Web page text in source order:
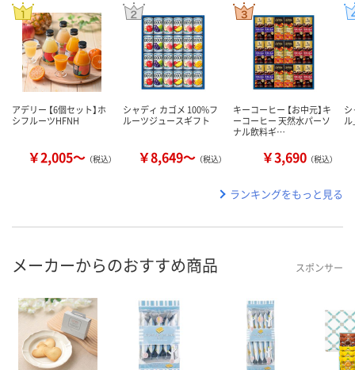
アデリー 【6個セット】ホ
シフルーツHFNH
￥2,005～ （税込）
シャディ カゴメ 100%フ
ルーツジュースギフト
￥8,649～ （税込）
キーコーヒー 【お中元】キ
ーコーヒー 天然水パーソ
ナル飲料ギ…
￥3,690 （税込）
シ
ル
ランキングをもっと見る
メーカーからのおすすめ商品 スポンサー